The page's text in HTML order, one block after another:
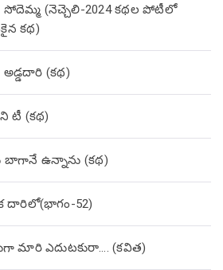
సోదెమ్మ (నెచ్చెలి-2024 కథల పోటీలో
కథ)
అడ్డదారి (కథ)
టీ (కథ)
బాగానే ఉన్నాను (క‌థ‌)
దారిలో(భాగం-52)
మారి ఎదుటకురా…. (కవిత)